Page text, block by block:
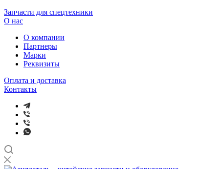
Запчасти для спецтехники
О нас
О компании
Партнеры
Марки
Реквизиты
Оплата и доставка
Контакты